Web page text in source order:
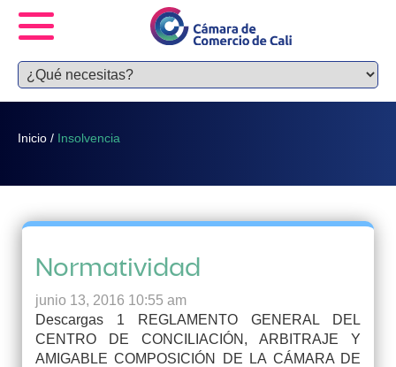
Inicio / Insolvencia
Normatividad
junio 13, 2016 10:55 am
Descargas 1 REGLAMENTO GENERAL DEL
CENTRO DE CONCILIACIÓN, ARBITRAJE Y
AMIGABLE COMPOSICIÓN DE LA CÁMARA DE